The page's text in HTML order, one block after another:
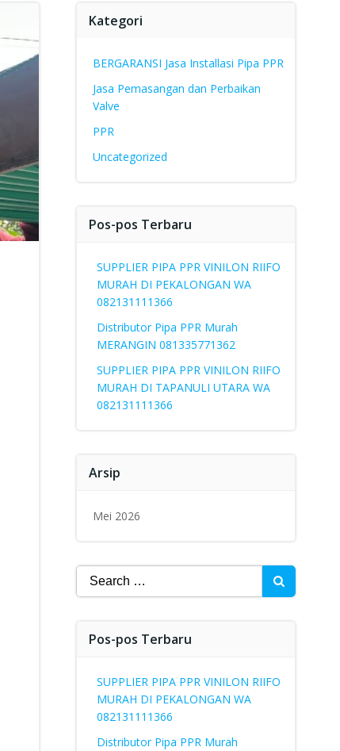
Kategori
BERGARANSI Jasa Installasi Pipa PPR
Jasa Pemasangan dan Perbaikan
Valve
PPR
Uncategorized
Pos-pos Terbaru
SUPPLIER PIPA PPR VINILON RIIFO
MURAH DI PEKALONGAN WA
082131111366
Distributor Pipa PPR Murah
MERANGIN 081335771362
SUPPLIER PIPA PPR VINILON RIIFO
MURAH DI TAPANULI UTARA WA
082131111366
Arsip
Mei 2026
Search
for:
Pos-pos Terbaru
SUPPLIER PIPA PPR VINILON RIIFO
MURAH DI PEKALONGAN WA
082131111366
Distributor Pipa PPR Murah